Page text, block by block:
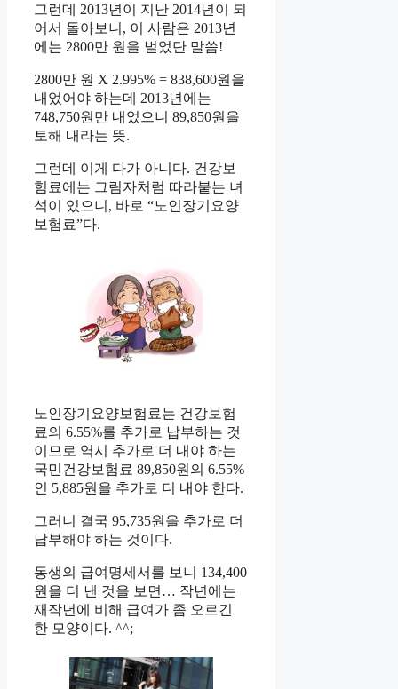
그런데 2013년이 지난 2014년이 되
어서 돌아보니, 이 사람은 2013년
에는 2800만 원을 벌었단 말씀!
2800만 원 X 2.995% = 838,600원을
내었어야 하는데 2013년에는
748,750원만 내었으니 89,850원을
토해 내라는 뜻.
그런데 이게 다가 아니다. 건강보
험료에는 그림자처럼 따라붙는 녀
석이 있으니, 바로 “노인장기요양
보험료”다.
노인장기요양보험료는 건강보험
료의 6.55%를 추가로 납부하는 것
이므로 역시 추가로 더 내야 하는
국민건강보험료 89,850원의 6.55%
인 5,885원을 추가로 더 내야 한다.
그러니 결국 95,735원을 추가로 더
납부해야 하는 것이다.
동생의 급여명세서를 보니 134,400
원을 더 낸 것을 보면… 작년에는
재작년에 비해 급여가 좀 오르긴
한 모양이다. ^^;